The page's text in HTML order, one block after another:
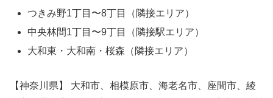
つきみ野1丁目〜8丁目（隣接エリア）
中央林間1丁目〜9丁目（隣接駅エリア）
大和東・大和南・桜森（隣接エリア）
【神奈川県】 大和市、相模原市、海老名市、座間市、綾